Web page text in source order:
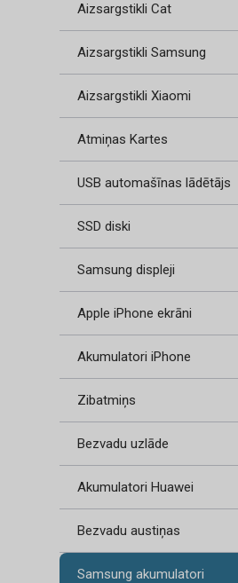
Aizsargstikli Cat
Aizsargstikli Samsung
Aizsargstikli Xiaomi
Atmiņas Kartes
USB automašīnas lādētājs
SSD diski
Samsung displeji
Apple iPhone ekrāni
Akumulatori iPhone
Zibatmiņs
Bezvadu uzlāde
Akumulatori Huawei
Bezvadu austiņas
Samsung akumulatori